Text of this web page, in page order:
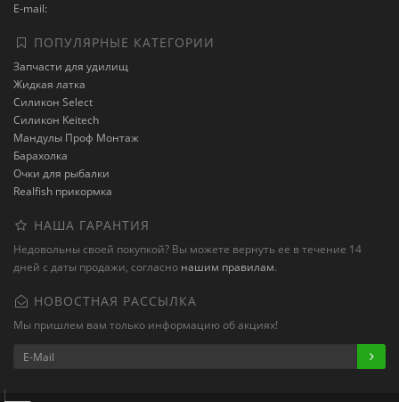
E-mail:
ПОПУЛЯРНЫЕ КАТЕГОРИИ
Запчасти для удилищ
Жидкая латка
Силикон Select
Силикон Keitech
Мандулы Проф Монтаж
Барахолка
Очки для рыбалки
Realfish прикормка
НАША ГАРАНТИЯ
Недовольны своей покупкой? Вы можете вернуть ее в течение 14
дней с даты продажи, согласно нашим правилам.
НОВОСТНАЯ РАССЫЛКА
Мы пришлем вам только информацию об акциях!